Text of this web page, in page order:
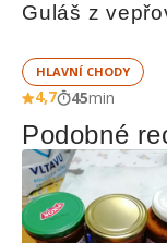
Guláš z
HLAVNÍ CHODY
4,7 45min
Podobné